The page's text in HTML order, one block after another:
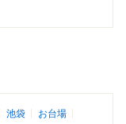
池袋
お台場